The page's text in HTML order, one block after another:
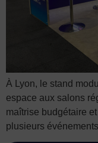
À Lyon, le stand
espace aux salons
maîtrise budgétaire
plusieurs